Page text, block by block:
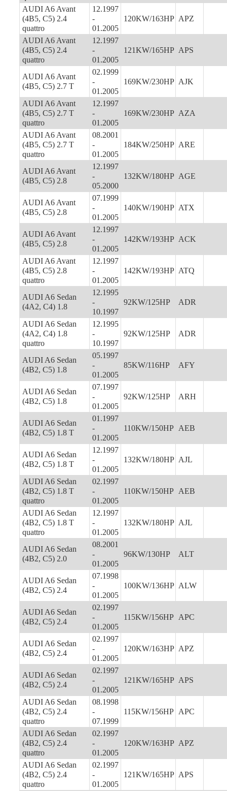
AUDI A6 Avant
(4B5, C5) 2.4
quattro
12.1997
-
01.2005
120KW/163HP APZ
AUDI A6 Avant
(4B5, C5) 2.4
quattro
12.1997
-
01.2005
121KW/165HP APS
AUDI A6 Avant
(4B5, C5) 2.7 T
02.1999
-
01.2005
169KW/230HP AJK
AUDI A6 Avant
(4B5, C5) 2.7 T
quattro
12.1997
-
01.2005
169KW/230HP AZA
AUDI A6 Avant
(4B5, C5) 2.7 T
quattro
08.2001
-
01.2005
184KW/250HP ARE
AUDI A6 Avant
(4B5, C5) 2.8
12.1997
-
05.2000
132KW/180HP AGE
AUDI A6 Avant
(4B5, C5) 2.8
07.1999
-
01.2005
140KW/190HP ATX
AUDI A6 Avant
(4B5, C5) 2.8
12.1997
-
01.2005
142KW/193HP ACK
AUDI A6 Avant
(4B5, C5) 2.8
quattro
12.1997
-
01.2005
142KW/193HP ATQ
AUDI A6 Sedan
(4A2, C4) 1.8
12.1995
-
10.1997
92KW/125HP ADR
AUDI A6 Sedan
(4A2, C4) 1.8
quattro
12.1995
-
10.1997
92KW/125HP ADR
AUDI A6 Sedan
(4B2, C5) 1.8
05.1997
-
01.2005
85KW/116HP AFY
AUDI A6 Sedan
(4B2, C5) 1.8
07.1997
-
01.2005
92KW/125HP ARH
AUDI A6 Sedan
(4B2, C5) 1.8 T
01.1997
-
01.2005
110KW/150HP AEB
AUDI A6 Sedan
(4B2, C5) 1.8 T
12.1997
-
01.2005
132KW/180HP AJL
AUDI A6 Sedan
(4B2, C5) 1.8 T
quattro
02.1997
-
01.2005
110KW/150HP AEB
AUDI A6 Sedan
(4B2, C5) 1.8 T
quattro
12.1997
-
01.2005
132KW/180HP AJL
AUDI A6 Sedan
(4B2, C5) 2.0
08.2001
-
01.2005
96KW/130HP ALT
AUDI A6 Sedan
(4B2, C5) 2.4
07.1998
-
01.2005
100KW/136HP ALW
AUDI A6 Sedan
(4B2, C5) 2.4
02.1997
-
01.2005
115KW/156HP APC
AUDI A6 Sedan
(4B2, C5) 2.4
02.1997
-
01.2005
120KW/163HP APZ
AUDI A6 Sedan
(4B2, C5) 2.4
02.1997
-
01.2005
121KW/165HP APS
AUDI A6 Sedan
(4B2, C5) 2.4
quattro
08.1998
-
07.1999
115KW/156HP APC
AUDI A6 Sedan
(4B2, C5) 2.4
quattro
02.1997
-
01.2005
120KW/163HP APZ
AUDI A6 Sedan
(4B2, C5) 2.4
quattro
02.1997
-
01.2005
121KW/165HP APS